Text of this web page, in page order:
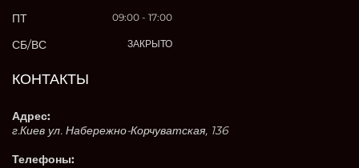
ПТ 09:00 - 17:00
СБ/ВС ЗАКРЫТО
КОНТАКТЫ
Адрес:
г.Киев ул. Набережно-Корчуватская, 136
Телефоны: